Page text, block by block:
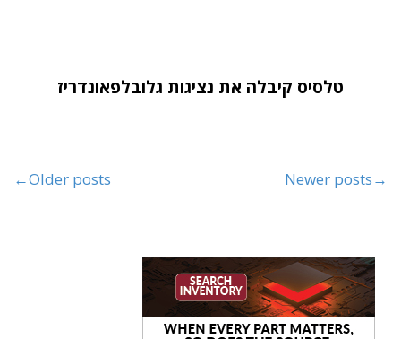
טלסיס קיבלה את נציגות גלובלפאונדריז
←Older posts Newer posts→